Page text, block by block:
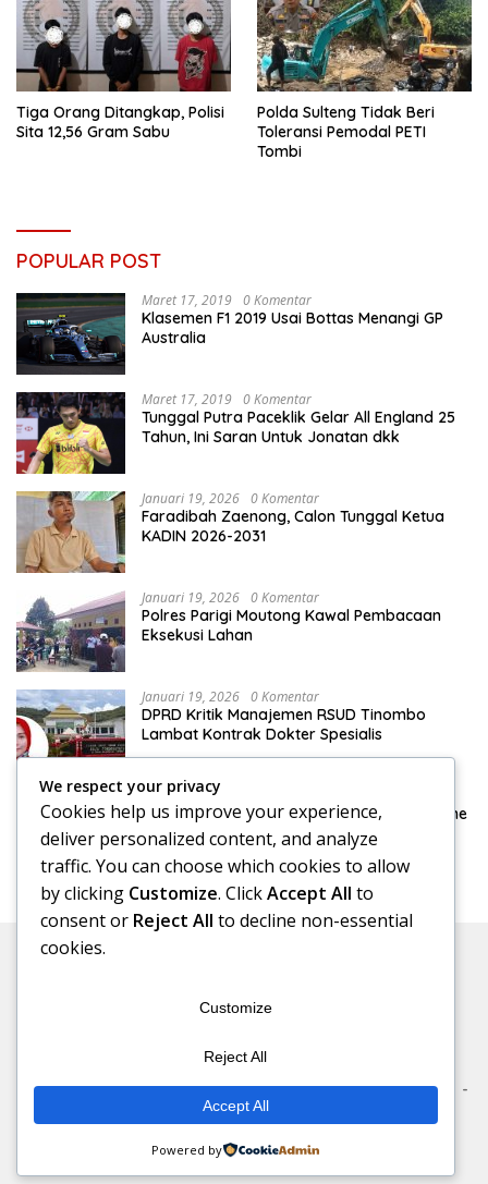
Tiga Orang Ditangkap, Polisi
Sita 12,56 Gram Sabu
Polda Sulteng Tidak Beri
Toleransi Pemodal PETI
Tombi
POPULAR POST
Maret 17, 2019 0 Komentar
Klasemen F1 2019 Usai Bottas Menangi GP
Australia
Maret 17, 2019 0 Komentar
Tunggal Putra Paceklik Gelar All England 25
Tahun, Ini Saran Untuk Jonatan dkk
Januari 19, 2026 0 Komentar
Faradibah Zaenong, Calon Tunggal Ketua
KADIN 2026-2031
Januari 19, 2026 0 Komentar
Polres Parigi Moutong Kawal Pembacaan
Eksekusi Lahan
Januari 19, 2026 0 Komentar
DPRD Kritik Manajemen RSUD Tinombo
Lambat Kontrak Dokter Spesialis
Januari 15, 2026
DPRD Konsultasi Pengelolaan Pajak Reklame
ke Bapenda Makassar
Beranda Redaksi Kode Etik
Pedoman Media Siber
Disclaimer
Redaksi Rakyat©2026
We respect your privacy
Cookies help us improve your experience,
deliver personalized content, and analyze
traffic. You can choose which cookies to allow
by clicking Customize. ClickAccept All to
consent or Reject All to decline non-essential
cookies.
Customize
Reject All
Accept All
Powered by